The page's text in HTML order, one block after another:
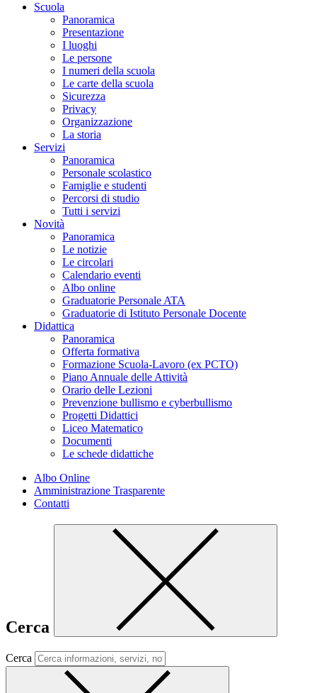
Scuola
Panoramica
Presentazione
I luoghi
Le persone
I numeri della scuola
Le carte della scuola
Sicurezza
Privacy
Organizzazione
La storia
Servizi
Panoramica
Personale scolastico
Famiglie e studenti
Percorsi di studio
Tutti i servizi
Novità
Panoramica
Le notizie
Le circolari
Calendario eventi
Albo online
Graduatorie Personale ATA
Graduatorie di Istituto Personale Docente
Didattica
Panoramica
Offerta formativa
Formazione Scuola-Lavoro (ex PCTO)
Piano Annuale delle Attività
Orario delle Lezioni
Prevenzione bullismo e cyberbullismo
Progetti Didattici
Liceo Matematico
Documenti
Le schede didattiche
Albo Online
Amministrazione Trasparente
Contatti
Cerca
Cerca